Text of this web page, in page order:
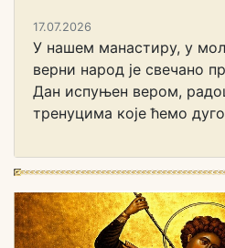
17.07.2026
У нашем манастиру, у
верни народ је свечано
Дан испуњен вером,
тренуцима које ћемо